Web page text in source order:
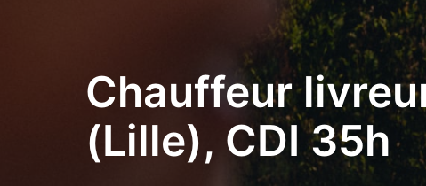
Chauffeur
(Lille), CDI 35h